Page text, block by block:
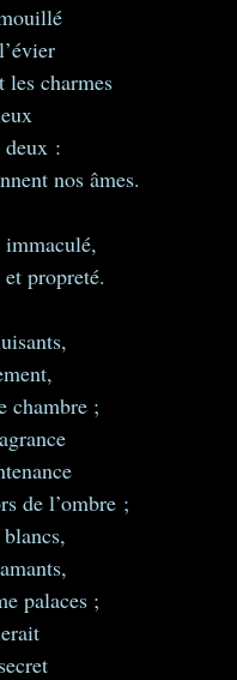
les charmes
deux :
nos âmes.
propreté.
chambre ;
de l’ombre ;
palaces ;